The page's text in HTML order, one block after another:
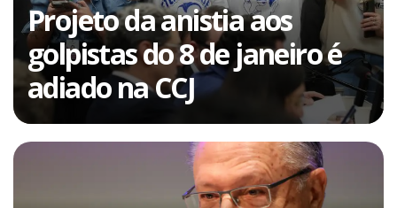
Projeto da anistia aos
golpistas do 8 de janeiro é
adiado na CCJ